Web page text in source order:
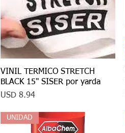
Vista rápida
VINIL TERMICO STRETCH
BLACK 15" SISER por yarda
Precio
USD 8.94
UNIDAD